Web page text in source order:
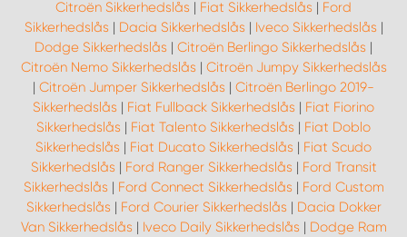
Citroën Sikkerhedslås | Fiat Sikkerhedslås | Ford
Sikkerhedslås | Dacia Sikkerhedslås | Iveco Sikkerhedslås |
Dodge Sikkerhedslås | Citroën Berlingo Sikkerhedslås |
Citroën Nemo Sikkerhedslås | Citroën Jumpy Sikkerhedslås
| Citroën Jumper Sikkerhedslås | Citroën Berlingo 2019-
Sikkerhedslås | Fiat Fullback Sikkerhedslås | Fiat Fiorino
Sikkerhedslås | Fiat Talento Sikkerhedslås | Fiat Doblo
Sikkerhedslås | Fiat Ducato Sikkerhedslås | Fiat Scudo
Sikkerhedslås | Ford Ranger Sikkerhedslås | Ford Transit
Sikkerhedslås | Ford Connect Sikkerhedslås | Ford Custom
Sikkerhedslås | Ford Courier Sikkerhedslås | Dacia Dokker
Van Sikkerhedslås | Iveco Daily Sikkerhedslås | Dodge Ram